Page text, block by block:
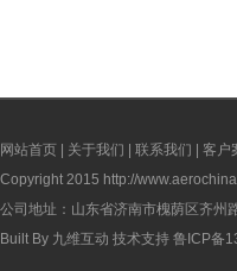
网站首页 | 关于我们 | 联系我们 | 客户
Copyright 2015 http://
公司地址：山东省济南市槐荫区齐
Built By 九维互动 技术支持 鲁ICP备